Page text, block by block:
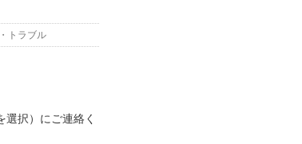
トラブル
選択）にご連絡く